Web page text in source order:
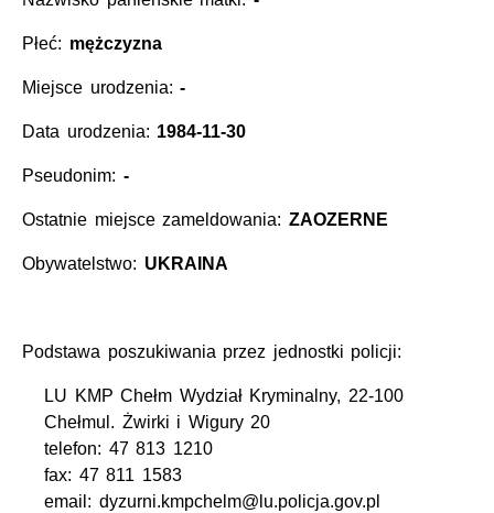
Płeć: mężczyzna
Miejsce urodzenia:-
Data urodzenia: 1984-11-30
Pseudonim: -
Ostatnie miejsce zameldowania: ZAOZERNE
Obywatelstwo: UKRAINA
Podstawa poszukiwania przez jednostki policji:
LU KMP Chełm Wydział Kryminalny, 22-100
Chełmul. Żwirki i Wigury 20
telefon: 47 813 1210
fax: 47 811 1583
email: dyzurni.kmpchelm@lu.policja.gov.pl